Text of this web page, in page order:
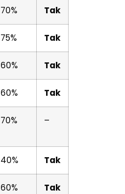
70% Tak
75% Tak
60% Tak
60% Tak
70% –
40% Tak
60% Tak